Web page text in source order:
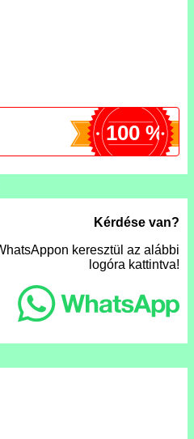
100 %
Kérdése van?
keresztül az alábbi
logóra kattintva!